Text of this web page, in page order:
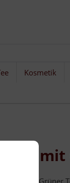
Kosmetik
Tee
. Grüner